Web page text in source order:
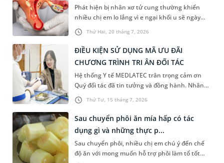
uống thuốc gì để hết huyết trắng và có phải cứ
ra huyết trắng thì sẽ uống thuốc hay không?
Thứ Hai, 20 tháng 7, 2026
Phát hiện bị nhân xơ tử cung thường khiến
nhiều chị em lo lắng vì e ngại khối u sẽ ngày
càng phát triển hoặc phải can thiệp phẫu
thuật. Tuy nhiên, không phải trường hợp nào
cũng cần phẫu thuật ngay. Vậy nhân xơ tử
cung uống thuốc có hết không? Thuốc có thể
làm khối u biến mất hay chỉ giúp kiểm soát
triệu chứng? Bài viết dưới đây sẽ giúp bạn hiểu
rõ vai trò của điều trị nội khoa, những trường
hợp có thể dùng thuốc và khi nào cần cân nhắc
Thứ Tư, 15 tháng 7, 2026
ĐIỀU KIỆN SỬ DỤNG MÃ ƯU ĐÃI
CHƯƠNG TRÌNH TRI ÂN ĐỐI TÁC
Hệ thống Y tế MEDLATEC trân trọng cảm ơn
Quý đối tác đã tin tưởng và đồng hành. Nhân
dịp Tri ân khách hàng, MEDLATEC kính tặng
Quý đối tác 3 gói xét nghiệm sinh hoá tổng trị
giá 414.000 VNĐ.
Sau chuyển phôi ăn mía hấp có tác
dụng gì và những thực p...
Sau chuyển phôi, nhiều chị em chú ý đến chế
độ ăn với mong muốn hỗ trợ phôi làm tổ tốt